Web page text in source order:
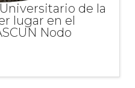
de la
lugar en el
Nodo